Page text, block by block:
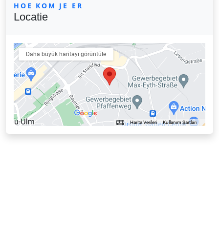
HOE KOM JE ER
Locatie